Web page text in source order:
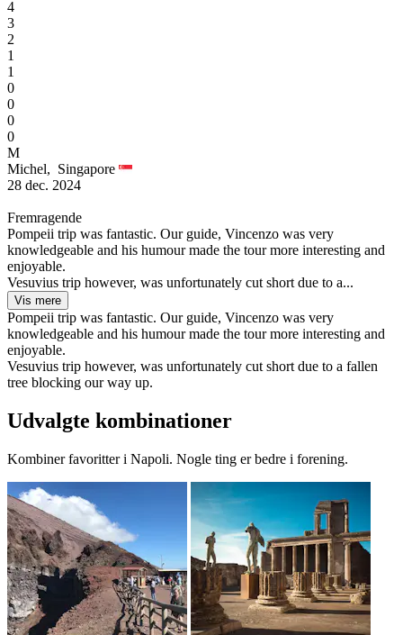
4
3
2
1
1
0
0
0
0
M
Michel, Singapore
28 dec. 2024
Fremragende
Pompeii trip was fantastic. Our guide, Vincenzo was very
knowledgeable and his humour made the tour more interesting and
enjoyable.
Vesuvius trip however, was unfortunately cut short due to a...
Vis mere
Pompeii trip was fantastic. Our guide, Vincenzo was very
knowledgeable and his humour made the tour more interesting and
enjoyable.
Vesuvius trip however, was unfortunately cut short due to a fallen
tree blocking our way up.
Udvalgte kombinationer
Kombiner favoritter i Napoli. Nogle ting er bedre i forening.